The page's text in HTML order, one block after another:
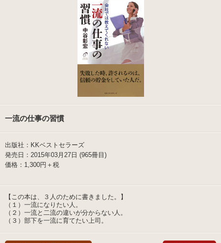
一流の仕事の習慣
出版社：KKベストセラーズ
発売日：2015年03月27日 (965冊目)
価格：1,300円＋税
【この本は、３人のために書きました。】
（１）一流になりたい人。
（２）一流と二流の違いが分からない人。
（３）部下を一流に育てたい上司。